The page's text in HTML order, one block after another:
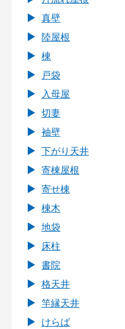
真壁
陸屋根
棟
戸袋
入母屋
切妻
袖壁
下がり天井
寄棟屋根
寄せ棟
棟木
地袋
床柱
書院
格天井
竿縁天井
けらば